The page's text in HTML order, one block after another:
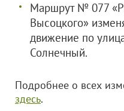
Маршрут № 077
Высоцкого»
движение по
Солнечный.
Подробнее о всех
здесь.